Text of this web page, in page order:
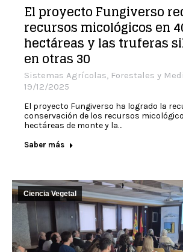
El proyecto Fungiverso
recursos micológicos en
hectáreas y las truferas
en otras 30
Sistemas Agrícolas, Forestales y
19/12/2025
El proyecto Fungiverso ha logrado la
conservación de los recursos
hectáreas de monte y la…
Saber más
Ciencia Vegetal